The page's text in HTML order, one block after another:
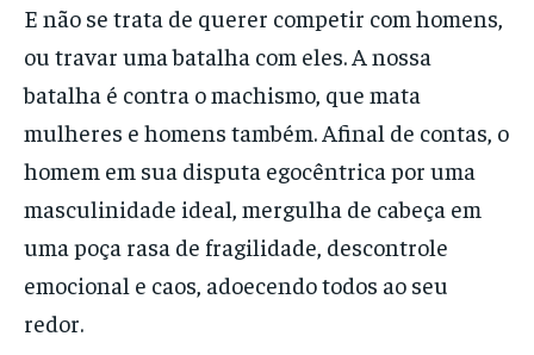
E não se trata de querer competir com homens,
ou travar uma batalha com eles. A nossa
batalha é contra o machismo, que mata
mulheres e homens também. Afinal de contas, o
homem em sua disputa egocêntrica por uma
masculinidade ideal, mergulha de cabeça em
uma poça rasa de fragilidade, descontrole
emocional e caos, adoecendo todos ao seu
redor.